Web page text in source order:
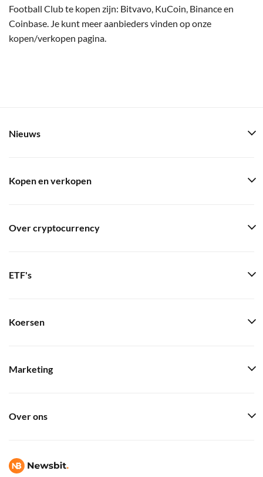
Football Club te kopen zijn: Bitvavo, KuCoin, Binance en
Coinbase. Je kunt meer aanbieders vinden op onze
kopen/verkopen pagina.
Nieuws
Kopen en verkopen
Over cryptocurrency
ETF's
Koersen
Marketing
Over ons